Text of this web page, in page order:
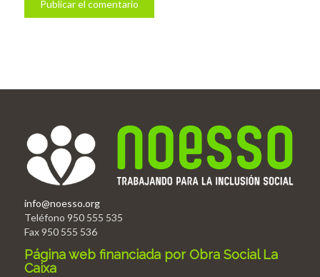
info@noesso.org
Teléfono 950 555 535
Fax 950 555 536
Página web financiada por Obra Social La
Caixa